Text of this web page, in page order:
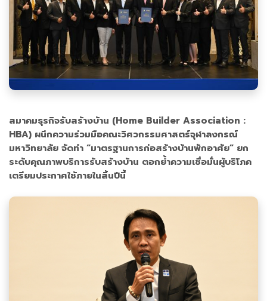
สมาคมธุรกิจรับสร้างบ้าน (Home Builder Association :
HBA) ผนึกความร่วมมือคณะวิศวกรรมศาสตร์จุฬาลงกรณ์
มหาวิทยาลัย จัดทำ “มาตรฐานการก่อสร้างบ้านพักอาศัย” ยก
ระดับคุณภาพบริการรับสร้างบ้าน ตอกย้ำความเชื่อมั่นผู้บริโภค
เตรียมประกาศใช้ภายในสิ้นปีนี้